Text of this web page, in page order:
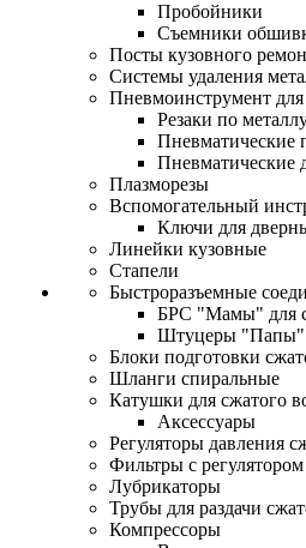
Пробойники
Съемники
Посты кузовного
Системы удаления
Пневмоинструмент
Резаки по
Пневматические
Пневматические
Плазморезы
Вспомогательный
Ключи для
Линейки кузовные
Стапели
Быстроразъемные
БРС "Мамы" для
Штуцеры "Папы"
Блоки подготовки
Шланги спиральные
Катушки для сжатого
Аксессуары
Регуляторы давления
Фильтры с
Лубрикаторы
Трубы для раздачи
Компрессоры